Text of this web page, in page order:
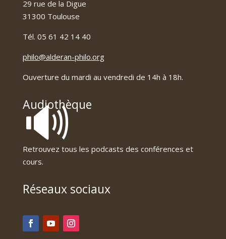
29 rue de la Digue
31300 Toulouse
Tél. 05 61 42 14 40
philo@alderan-philo.org
Ouverture du mardi au vendredi de 14h à 18h.
Audiothèque
🔊
Retrouvez tous les podcasts des conférences et
cours.
Réseaux sociaux